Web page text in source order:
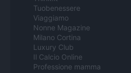
Tuobenessere
Viaggiamo
Nonne Magazine
Milano Cortina
Luxury Club
Il Calcio Online
Professione mamma